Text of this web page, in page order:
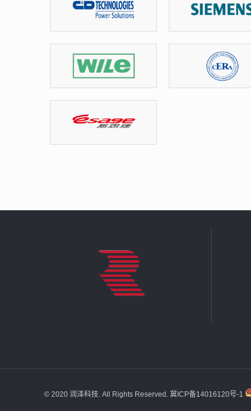
© 2020 润泽科技. All Rights Reserved. 冀ICP备14016120号-1